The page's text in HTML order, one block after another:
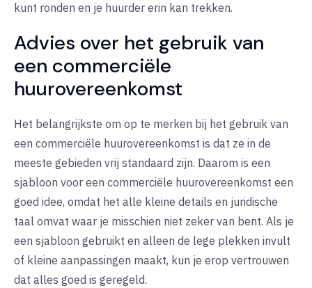
kunt ronden en je huurder erin kan trekken.
Advies over het gebruik van
een commerciële
huurovereenkomst
Het belangrijkste om op te merken bij het gebruik van
een commerciële huurovereenkomst is dat ze in de
meeste gebieden vrij standaard zijn. Daarom is een
sjabloon voor een commerciële huurovereenkomst een
goed idee, omdat het alle kleine details en juridische
taal omvat waar je misschien niet zeker van bent. Als je
een sjabloon gebruikt en alleen de lege plekken invult
of kleine aanpassingen maakt, kun je erop vertrouwen
dat alles goed is geregeld.